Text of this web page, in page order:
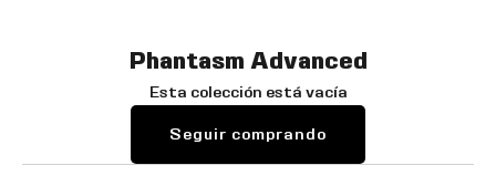
Phantasm Advanced
Esta colección está vacía
Seguir comprando